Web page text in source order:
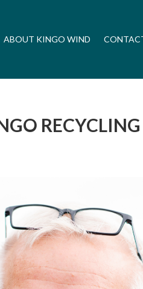
ABOUT KINGO WIND
RECYCLING